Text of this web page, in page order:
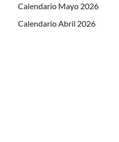
Calendario Mayo 2026
Calendario Abril 2026